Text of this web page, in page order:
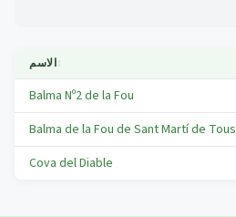
الاسم↕
Balma Nº2 de la Fou
Balma de la Fou de Sant Martí de Tous
Cova del Diable